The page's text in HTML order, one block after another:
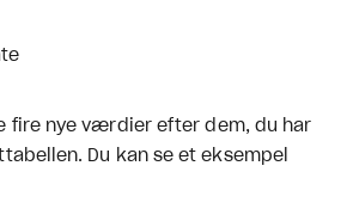
fire nye værdier efter dem, du har
Du kan se et eksempel